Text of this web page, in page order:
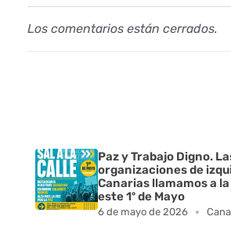
a
e
p
u
Los comentarios están cerrados.
Paz y Trabajo Digno.
organizaciones de
Canarias llamamos a
este 1º de Mayo
6 de mayo de 2026